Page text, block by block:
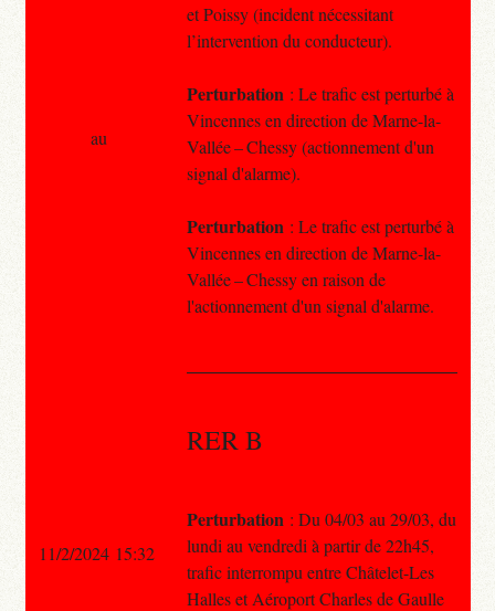
et Poissy (incident nécessitant
l’intervention du conducteur).
Perturbation : Le trafic est perturbé à
Vincennes en direction de Marne-la-
Vallée – Chessy (actionnement d'un
signal d'alarme).
Perturbation : Le trafic est perturbé à
Vincennes en direction de Marne-la-
Vallée – Chessy en raison de
l'actionnement d'un signal d'alarme.
RER B
Perturbation : Du 04/03 au 29/03, du
lundi au vendredi à partir de 22h45,
trafic interrompu entre Châtelet-Les
Halles et Aéroport Charles de Gaulle
au
11/2/2024 15:32